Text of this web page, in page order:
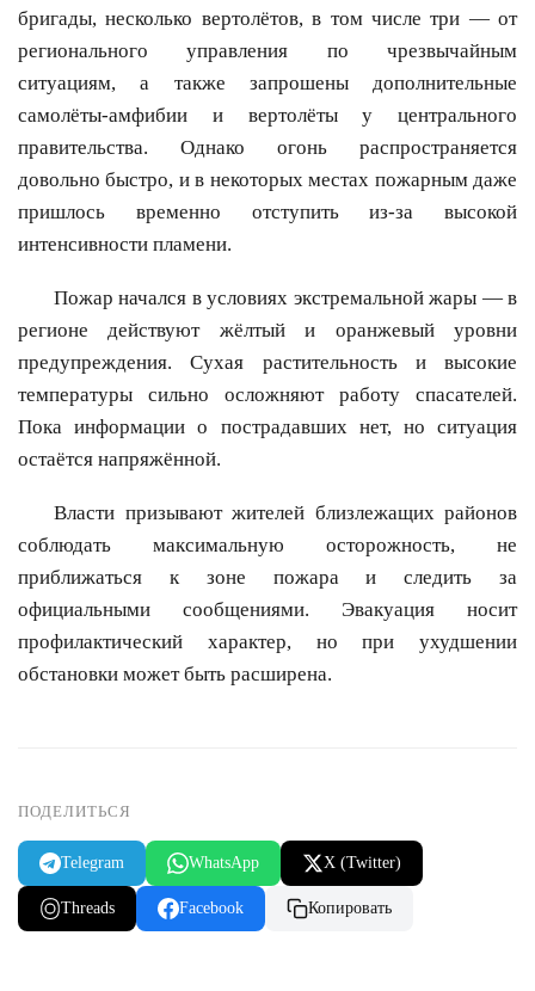
бригады, несколько вертолётов, в том числе три — от
регионального управления по чрезвычайным
ситуациям, а также запрошены дополнительные
самолёты-амфибии и вертолёты у центрального
правительства. Однако огонь распространяется
довольно быстро, и в некоторых местах пожарным даже
пришлось временно отступить из-за высокой
интенсивности пламени.
Пожар начался в условиях экстремальной жары — в
регионе действуют жёлтый и оранжевый уровни
предупреждения. Сухая растительность и высокие
температуры сильно осложняют работу спасателей.
Пока информации о пострадавших нет, но ситуация
остаётся напряжённой.
Власти призывают жителей близлежащих районов
соблюдать максимальную осторожность, не
приближаться к зоне пожара и следить за
официальными сообщениями. Эвакуация носит
профилактический характер, но при ухудшении
обстановки может быть расширена.
ПОДЕЛИТЬСЯ
Telegram WhatsApp X (Twitter)
Threads Facebook Копировать